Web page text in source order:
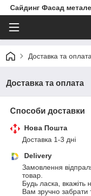
Сайдинг Фасад
Доставка та оплата
Доставка та оплата
Способи доставки
Нова Пошта
Доставка 1-3 дні
Delivery
Замовлення
товар.
Будь ласка, вкажіть
Вам зручно забрати